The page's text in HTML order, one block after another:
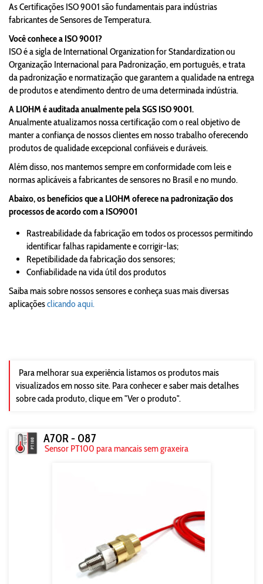
As Certificações ISO 9001 são fundamentais para indústrias
fabricantes de Sensores de Temperatura.
Você conhece a ISO 9001?
ISO é a sigla de International Organization for Standardization ou
Organização Internacional para Padronização, em português, e trata
da padronização e normatização que garantem a qualidade na entrega
de produtos e atendimento dentro de uma determinada indústria.
A LIOHM é auditada anualmente pela SGS ISO 9001.
Anualmente atualizamos nossa certificação com o real objetivo de
manter a confiança de nossos clientes em nosso trabalho oferecendo
produtos de qualidade excepcional confiáveis e duráveis.
Além disso, nos mantemos sempre em conformidade com leis e
normas aplicáveis a fabricantes de sensores no Brasil e no mundo.
Abaixo, os benefícios que a LIOHM oferece na padronização dos
processos de acordo com a ISO9001
Rastreabilidade da fabricação em todos os processos permitindo
identificar falhas rapidamente e corrigir-las;
Repetibilidade da fabricação dos sensores;
Confiabilidade na vida útil dos produtos
Saiba mais sobre nossos sensores e conheça suas mais diversas
aplicaçõesclicando aqui.
Para melhorar sua experiência listamos os produtos mais
visualizados em nosso site. Para conhecer e saber mais detalhes
sobre cada produto, clique em "Ver o produto".
A70R - 087
Sensor PT100 para mancais sem graxeira